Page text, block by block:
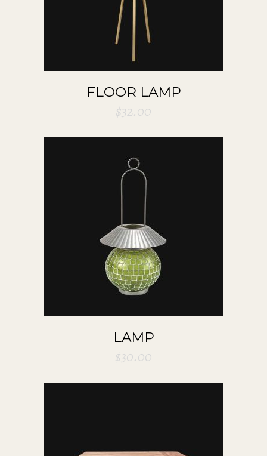
FLOOR LAMP
$32.00
ADD TO CART
LAMP
$30.00